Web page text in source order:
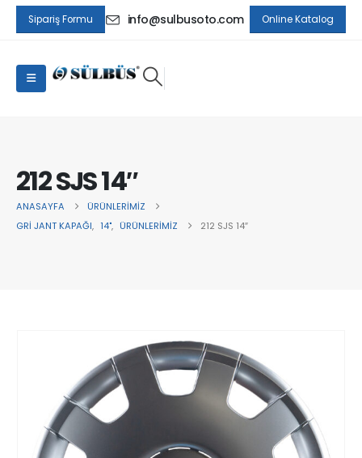
Sipariş Formu info@sulbusoto.com Online Katalog
212 SJS 14″
ANASAYFA
ÜRÜNLERIMIZ
GRI JANT KAPAĞI, 14", ÜRÜNLERIMIZ 212 SJS 14″